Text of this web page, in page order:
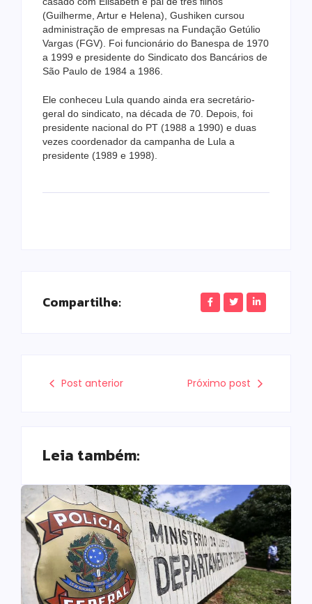
(Guilherme, Artur e Helena), Gushiken cursou
administração de empresas na Fundação Getúlio
Vargas (FGV). Foi funcionário do Banespa de 1970
a 1999 e presidente do Sindicato dos Bancários de
São Paulo de 1984 a 1986.
Ele conheceu Lula quando ainda era secretário-
geral do sindicato, na década de 70. Depois, foi
presidente nacional do PT (1988 a 1990) e duas
vezes coordenador da campanha de Lula a
presidente (1989 e 1998).
Compartilhe:
Post anterior Próximo post
Leia também: